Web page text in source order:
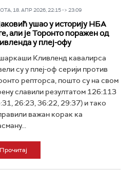
18. АПР 2026, 22:15 -> 23:09
ушао у историју НБА
али је Торонто поражен од
у плеј-офу
Кливленд кавалирса
су у плеј-оф серији против
репторса, пошто су на свом
славили резултатом 126:113
26:23, 36:22, 29:37) и тако
важан корак ка
Прочитај